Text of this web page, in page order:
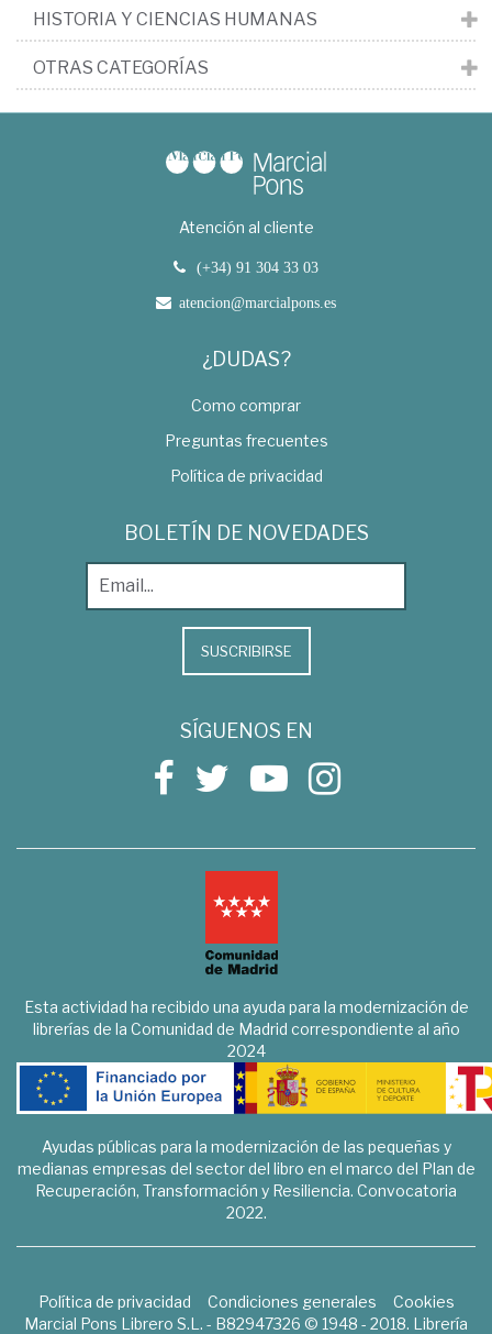
HISTORIA Y CIENCIAS HUMANAS
OTRAS CATEGORÍAS
Atención al cliente
(+34) 91 304 33 03
atencion@marcialpons.es
¿DUDAS?
Como comprar
Preguntas frecuentes
Política de privacidad
BOLETÍN DE NOVEDADES
SUSCRIBIRSE
SÍGUENOS EN
Esta actividad ha recibido una ayuda para la modernización de
librerías de la Comunidad de Madrid correspondiente al año
2024
Ayudas públicas para la modernización de las pequeñas y
medianas empresas del sector del libro en el marco del Plan de
Recuperación, Transformación y Resiliencia. Convocatoria
2022.
Política de privacidad Condiciones generales
Cookies
Marcial Pons Librero S.L. - B82947326 © 1948 - 2018. Librería